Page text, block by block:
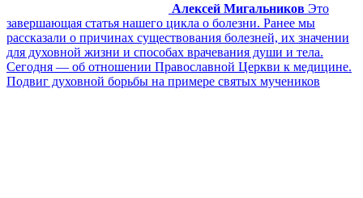
Алексей Мигальников Это
завершающая статья нашего цикла о болезни. Ранее мы
рассказали о причинах существования болезней, их значении
для духовной жизни и способах врачевания души и тела.
Сегодня — об отношении Православной Церкви к медицине.
Подвиг духовной борьбы на примере святых мучеников